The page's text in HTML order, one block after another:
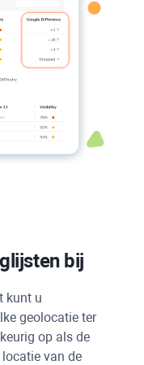
bij
kunt u
geolocatie ter
op als de
van de